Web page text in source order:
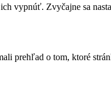
vypnúť. Zvyčajne sa
prehľad o tom, ktoré